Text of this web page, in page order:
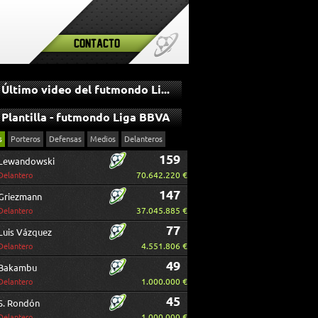
Contacto
Último video del futmondo Liga BBVA
Plantilla - futmondo Liga BBVA
Porteros Defensas Medios Delanteros
159
70.642.220 €
147
37.045.885 €
Vázquez 77
4.551.806 €
49
1.000.000 €
Rondón 45